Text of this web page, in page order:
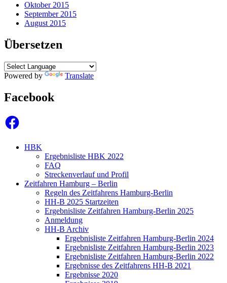
Oktober 2015
September 2015
August 2015
Übersetzen
Powered by Translate
Facebook
Facebook
HBK
Ergebnisliste HBK 2022
FAQ
Streckenverlauf und Profil
Zeitfahren Hamburg – Berlin
Regeln des Zeitfahrens Hamburg-Berlin
HH-B 2025 Startzeiten
Ergebnisliste Zeitfahren Hamburg-Berlin 2025
Anmeldung
HH-B Archiv
Ergebnisliste Zeitfahren Hamburg-Berlin 2024
Ergebnisliste Zeitfahren Hamburg-Berlin 2023
Ergebnisliste Zeitfahren Hamburg-Berlin 2022
Ergebnisse des Zeitfahrens HH-B 2021
Ergebnisse 2020